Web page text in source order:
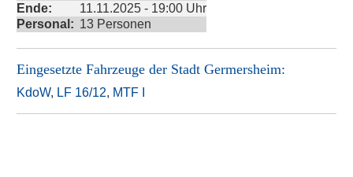
Ende:
11.11.2025 - 19:00 Uhr
Personal: 13 Personen
Eingesetzte Fahrzeuge der Stadt Germersheim:
KdoW, LF 16/12, MTF I